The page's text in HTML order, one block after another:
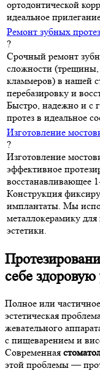
ортодонтической
идеальное
Ремонт зубных
?
Срочный ремонт
сложности
кламмеров) в нашей
перебазировку и
Быстро, надежно и с
протез в идеальное
Изготовление
?
Изготовление
эффективное
восстанавливающее
Конструкция
имплантаты. Мы
металлокерамику
эстетики.
себе
Полное или
эстетическая
жевательного
с пищеварением и
Современная
этой проблемы —